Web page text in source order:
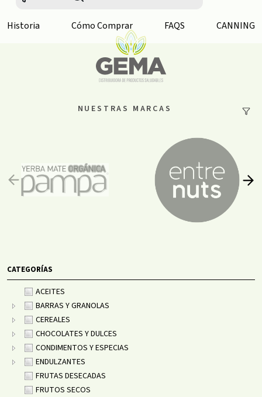
NUESTRAS MARCAS
CATEGORÍAS
ACEITES
BARRAS Y GRANOLAS
CEREALES
CHOCOLATES Y DULCES
CONDIMENTOS Y ESPECIAS
ENDULZANTES
FRUTAS DESECADAS
FRUTOS SECOS
Historia Cómo Comprar FAQS CANNING